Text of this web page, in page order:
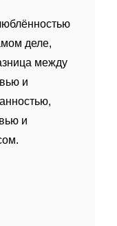
деле,
между
и
и